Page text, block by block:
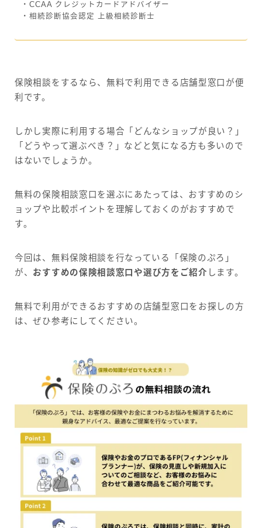
・CCAA クレジットカードアドバイザー
・相続診断協会認定 上級相続診断士
保険相談をするなら、無料で利用できる店舗型窓口が便
利です。
しかし実際に利用する場合「どんなショップが良い？」
「どうやって選ぶべき？」などと気になる方も多いので
はないでしょうか。
無料の保険相談窓口を選ぶにあたっては、おすすめのシ
ョップや比較ポイントを理解しておくのがおすすめで
す。
今回は、無料保険相談を行なっている「保険のぷろ」
が、 おすすめの保険相談窓口や選び方をご紹介 します。
無料で利用ができるおすすめの店舗型窓口をお探しの方
は、ぜひ参考にしてください。